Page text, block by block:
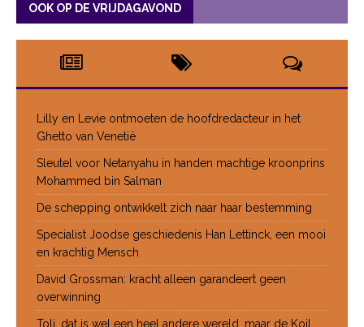
OOK OP DE VRIJDAGAVOND
Lilly en Levie ontmoeten de hoofdredacteur in het
Ghetto van Venetië
Sleutel voor Netanyahu in handen machtige kroonprins
Mohammed bin Salman
De schepping ontwikkelt zich naar haar bestemming
Specialist Joodse geschiedenis Han Lettinck, een mooi
en krachtig Mensch
David Grossman: kracht alleen garandeert geen
overwinning
Toli, dat is wel een heel andere wereld, maar de Koil